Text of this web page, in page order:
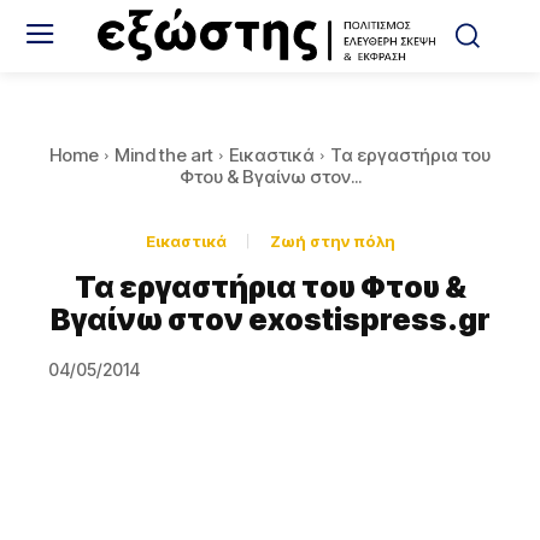
Home Mind the art Εικαστικά
Τα εργαστήρια του
Φτου & Βγαίνω στον...
Εικαστικά Ζωή στην πόλη
Τα εργαστήρια του Φτου &
Βγαίνω στον exostispress.gr
04/05/2014